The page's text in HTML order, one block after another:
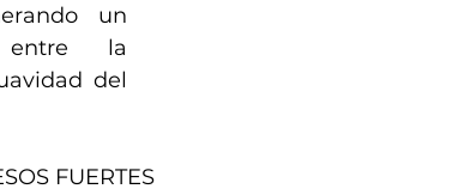
un
entre la
del
FUERTES